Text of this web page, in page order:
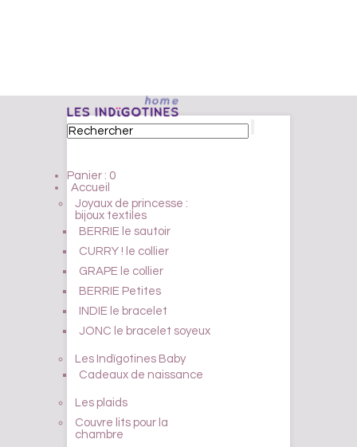
Panier : 0
Accueil
Joyaux de princesse :
bijoux textiles
BERRIE le sautoir
CURRY ! le collier
GRAPE le collier
BERRIE Petites
INDIE le bracelet
JONC le bracelet soyeux
Les Indïgotines Baby
Cadeaux de naissance
Les plaids
Couvre lits pour la
chambre